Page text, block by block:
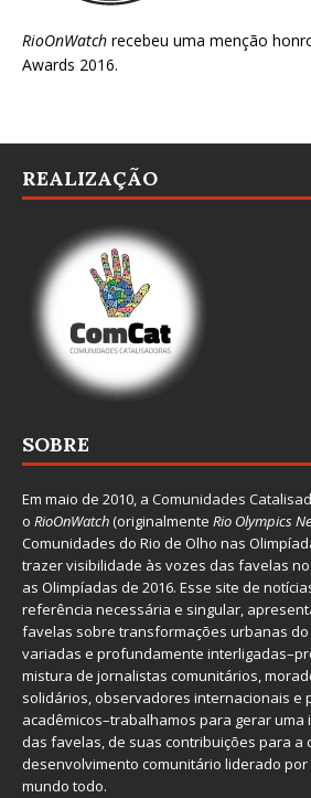
RioOnWatch recebeu uma menção
Awards 2016.
REALIZAÇÃO
SOBRE
Em maio de 2010, a Comunidades
o RioOnWatch(originalmente Rio Olympics
Comunidades do Rio de Olho nas
trazer visibilidade às vozes das favelas
as Olimpíadas de 2016. Esse site de
referência necessária e singular,
favelas sobre transformações urbanas do
variadas e profundamente
mistura de jornalistas comunitários,
solidários, observadores internacionais e
acadêmicos–trabalhamos para gerar uma
das favelas, de suas contribuições para a
desenvolvimento comunitário liderado por
mundo todo.